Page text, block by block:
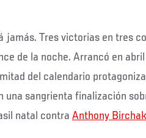
jamás. Tres victorias en tres
de la noche. Arrancó en abril
del calendario
una sangrienta finalización
natal contra Anthony Birchak